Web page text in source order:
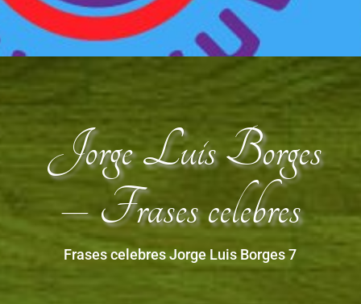
Jorge Luis Borges
– Frases celebres
Frases celebres Jorge Luis Borges 7